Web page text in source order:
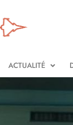
ACTUALITÉ